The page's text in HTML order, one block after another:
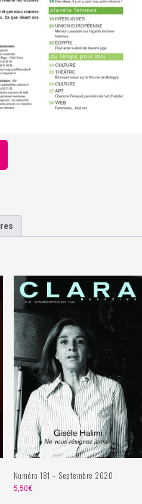
Numéro 181 – Septembre 2020
5,50€